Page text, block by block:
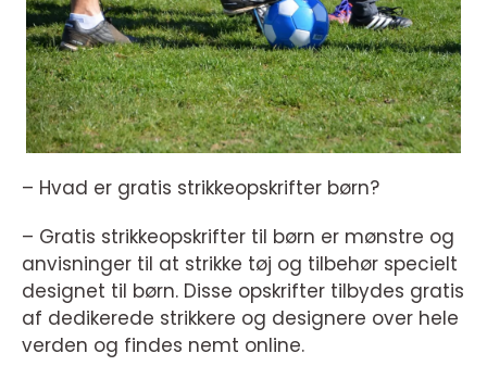
– Hvad er gratis strikkeopskrifter børn?
– Gratis strikkeopskrifter til børn er mønstre og
anvisninger til at strikke tøj og tilbehør specielt
designet til børn. Disse opskrifter tilbydes gratis
af dedikerede strikkere og designere over hele
verden og findes nemt online.